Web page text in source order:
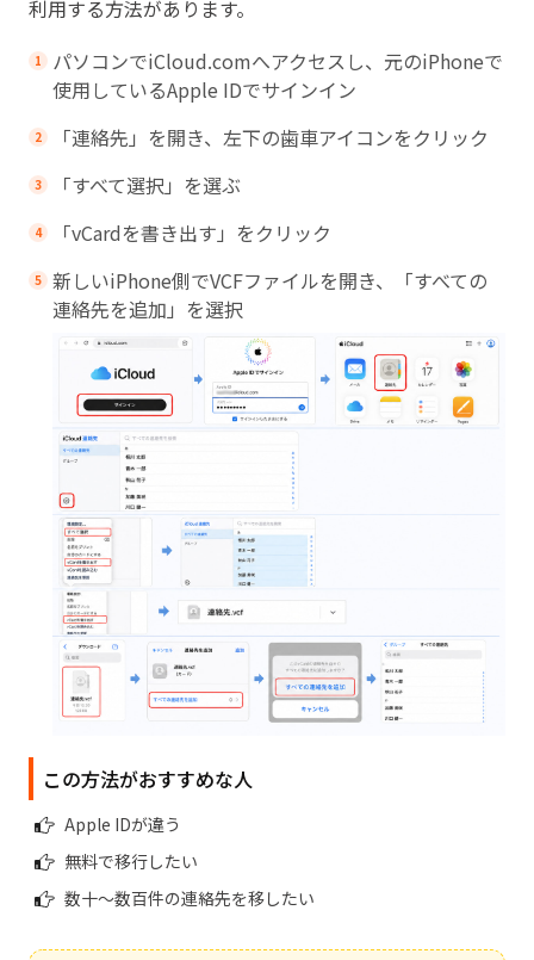
利用する方法があります。
パソコンでiCloud.comへアクセスし、元のiPhoneで
使用しているApple IDでサインイン
「連絡先」を開き、左下の歯車アイコンをクリック
「すべて選択」を選ぶ
「vCardを書き出す」をクリック
新しいiPhone側でVCFファイルを開き、「すべての
連絡先を追加」を選択
この方法がおすすめな人
Apple IDが違う
無料で移行したい
数十～数百件の連絡先を移したい